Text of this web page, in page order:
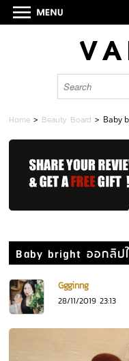
Home > Beauty Board > Baby
Baby bright ออกลิ
Ggginng
28/11/2019 23:13